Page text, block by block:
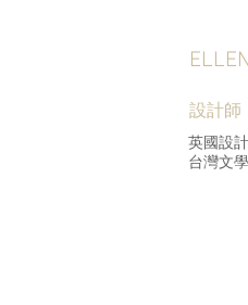
設計師
英國設
台灣文